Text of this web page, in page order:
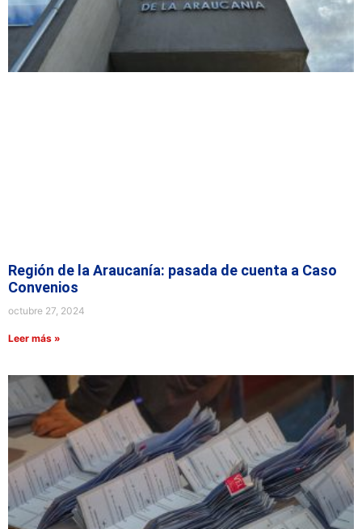
Región de la Araucanía: pasada de cuenta a Caso
Convenios
octubre 27, 2024
Leer más »